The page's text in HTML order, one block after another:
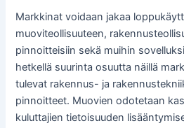
Markkinat voidaan jakaa
muoviteollisuuteen,
pinnoitteisiin sekä muihin
hetkellä suurinta osuutta näillä
tulevat rakennus- ja
pinnoitteet. Muovien odotetaan
kuluttajien tietoisuuden